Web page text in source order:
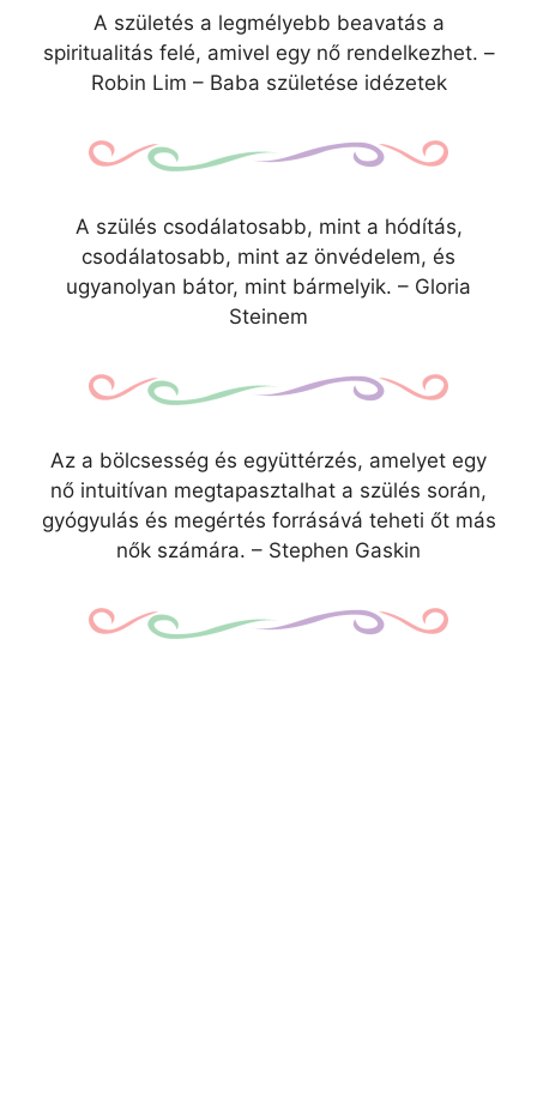
A születés a legmélyebb beavatás a
spiritualitás felé, amivel egy nő rendelkezhet. –
Robin Lim – Baba születése idézetek
A szülés csodálatosabb, mint a hódítás,
csodálatosabb, mint az önvédelem, és
ugyanolyan bátor, mint bármelyik. – Gloria
Steinem
Az a bölcsesség és együttérzés, amelyet egy
nő intuitívan megtapasztalhat a szülés során,
gyógyulás és megértés forrásává teheti őt más
nők számára. – Stephen Gaskin